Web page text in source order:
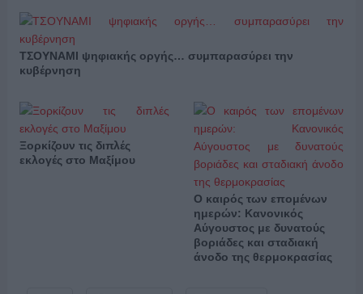
ΤΣΟΥΝΑΜΙ ψηφιακής οργής… συμπαρασύρει την
κυβέρνηση
Ξορκίζουν τις διπλές
εκλογές στο Μαξίμου
Ο καιρός των επομένων
ημερών: Κανονικός
Αύγουστος με δυνατούς
βοριάδες και σταδιακή
άνοδο της θερμοκρασίας